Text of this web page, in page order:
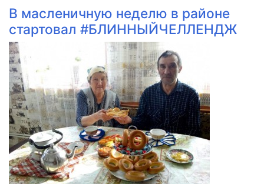
В масленичную неделю в районе
стартовал #БЛИННЫЙЧЕЛЛЕНДЖ